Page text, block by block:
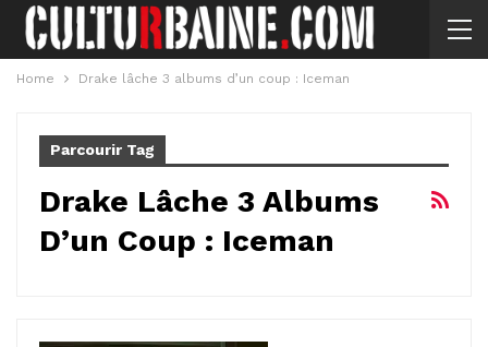
Home Drake lâche 3 albums d’un coup : Iceman
Parcourir Tag
Drake Lâche 3 Albums
D’un Coup : Iceman